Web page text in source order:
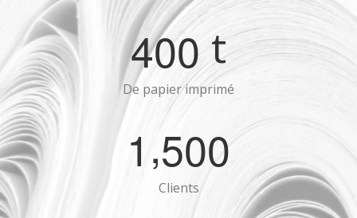
400 t
De papier imprimé
1 ,500
Clients